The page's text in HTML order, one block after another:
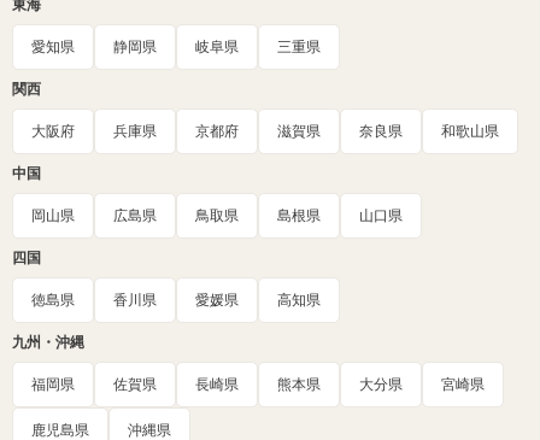
東海
愛知県 静岡県 岐阜県 三重県
関西
大阪府 兵庫県 京都府 滋賀県 奈良県 和歌山県
中国
岡山県 広島県 鳥取県 島根県 山口県
四国
徳島県 香川県 愛媛県 高知県
九州・沖縄
福岡県 佐賀県 長崎県 熊本県 大分県 宮崎県
鹿児島県 沖縄県